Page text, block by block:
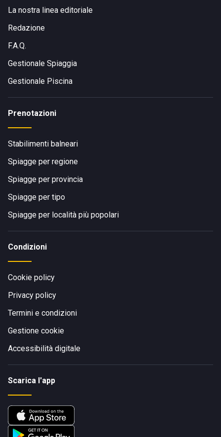
La nostra linea editoriale
Redazione
F.A.Q.
Gestionale Spiaggia
Gestionale Piscina
Prenotazioni
Stabilimenti balneari
Spiagge per regione
Spiagge per provincia
Spiagge per tipo
Spiagge per località più popolari
Condizioni
Cookie policy
Privacy policy
Termini e condizioni
Gestione cookie
Accessibilità digitale
Scarica l'app